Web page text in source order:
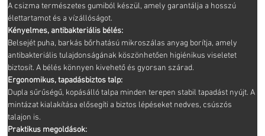
A csizma természetes gumiból készül, amely garantálja a hosszú
élettartamot és a vízállóságot.
Kényelmes, antibakteriális bélés:
Belsejét puha, barkás bőrhatású mikroszálas anyag borítja, amely
antibakteriális tulajdonságának köszönhetően higiénikus viseletet
biztosít. A bélés könnyen kivehető és gyorsan szárad.
Ergonomikus, tapadásbiztos talp:
Dupla sűrűségű, kopásálló talpa minden terepen stabil tapadást nyújt. A
mintázat kialakítása elősegíti a biztos lépéseket nedves, csúszós
talajon is.
Praktikus megoldások: